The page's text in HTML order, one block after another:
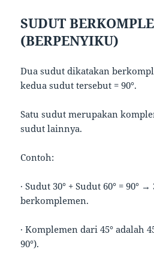
SUDUT
(BERPENYIKU)
Dua sudut dikatakan
kedua sudut tersebut = 90°.
Satu sudut merupakan
sudut lainnya.
Contoh:
· Sudut 30° + Sudut 60° = 90°
berkomplemen.
· Komplemen dari 45° adalah
90°).